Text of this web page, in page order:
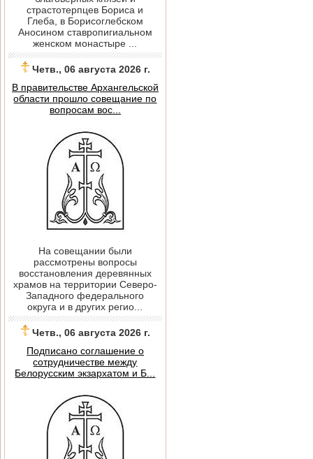
страстотерпцев Бориса и
Глеба, в Борисоглебском
Аносином ставропигиальном
женском монастыре ...
Четв., 06 августа 2026 г.
В правительстве Архангельской
области прошло совещание по
вопросам вос...
На совещании были
рассмотрены вопросы
восстановления деревянных
храмов на территории Северо-
Западного федерального
округа и в других регио...
Четв., 06 августа 2026 г.
Подписано соглашение о
сотрудничестве между
Белорусским экзархатом и Б...